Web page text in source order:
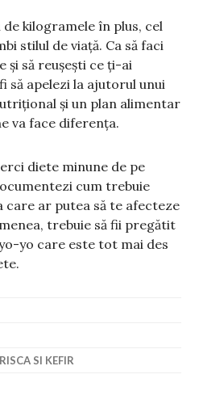
kilogramele în plus, cel
stilul de viață. Ca să faci
și să reușești ce ți-ai
să apelezi la ajutorul unui
și un plan alimentar
va face diferența.
diete minune de pe
cum trebuie
care ar putea să te afecteze
trebuie să fii pregătit
yo care este tot mai des
SI KEFIR